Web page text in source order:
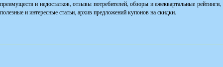
преимуществ и недостатков, отзывы потребителей, обзоры и ежеквартальные рейтинги,
полезные и интересные статьи, архив предложений купонов на скидки.